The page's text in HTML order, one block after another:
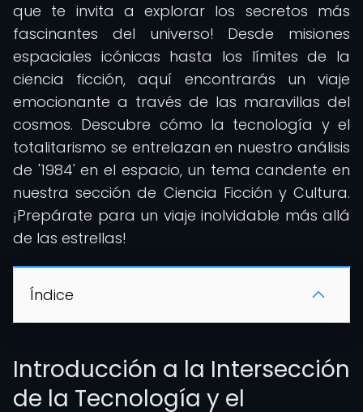
que te invita a explorar los secretos más
fascinantes del universo! Desde misiones
espaciales icónicas hasta los límites de la
ciencia ficción, aquí encontrarás un viaje
emocionante a través de las maravillas del
cosmos. Descubre cómo la tecnología y el
totalitarismo se entrelazan en nuestro análisis
de '1984' en el espacio, un tema candente en
nuestra sección de Ciencia Ficción y Cultura.
¡Prepárate para un viaje inolvidable más allá
de las estrellas!
Índice
Introducción a la Intersección
de la Tecnología y el